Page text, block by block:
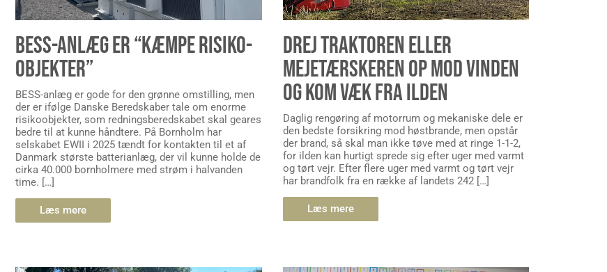
BESS-ANLÆG ER “KÆMPE RISIKO-
OBJEKTER”
BESS-anlæg er gode for den grønne omstilling, men
der er ifølge Danske Beredskaber tale om enorme
risikoobjekter, som redningsberedskabet skal geares
bedre til at kunne håndtere. På Bornholm har
selskabet EWII i 2025 tændt for kontakten til et af
Danmark største batterianlæg, der vil kunne holde de
cirka 40.000 bornholmere med strøm i halvanden
time. […]
Læs mere
DREJ TRAKTOREN ELLER
MEJETÆRSKEREN OP MOD VINDEN
OG KOM VÆK FRA ILDEN
Daglig rengøring af motorrum og mekaniske dele er
den bedste forsikring mod høstbrande, men opstår
der brand, så skal man ikke tøve med at ringe 1-1-2,
for ilden kan hurtigt sprede sig efter uger med varmt
og tørt vejr. Efter flere uger med varmt og tørt vejr
har brandfolk fra en række af landets 242 […]
Læs mere